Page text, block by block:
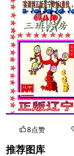
8点赞
推荐图库